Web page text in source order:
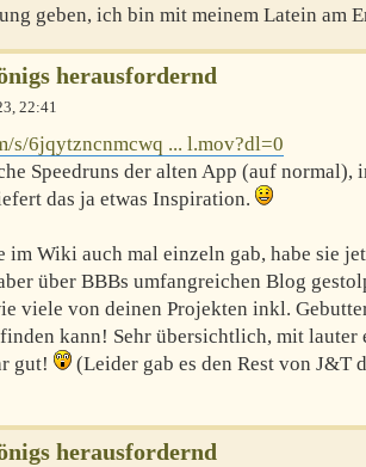
geben, ich bin mit meinem Latein am
herausfordernd
22:41
s/6jqytzncnmcwq ... l.mov?dl=0
Speedruns der alten App (auf normal),
das ja etwas Inspiration.
im Wiki auch mal einzeln gab, habe sie
über BBBs umfangreichen Blog
viele von deinen Projekten inkl.
kann! Sehr übersichtlich, mit lauter
gut!
(Leider gab es den Rest von J&T
herausfordernd